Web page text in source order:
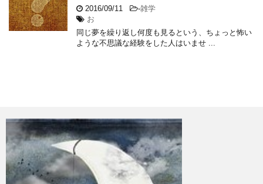
2016/09/11 -雑学
お
同じ夢を繰り返し何度も見るという、ちょっと怖い
ような不思議な経験をした人はいませ ...